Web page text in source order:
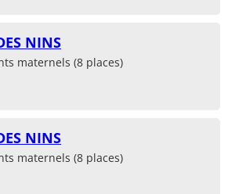
NINS
maternels (8 places)
NINS
maternels (8 places)